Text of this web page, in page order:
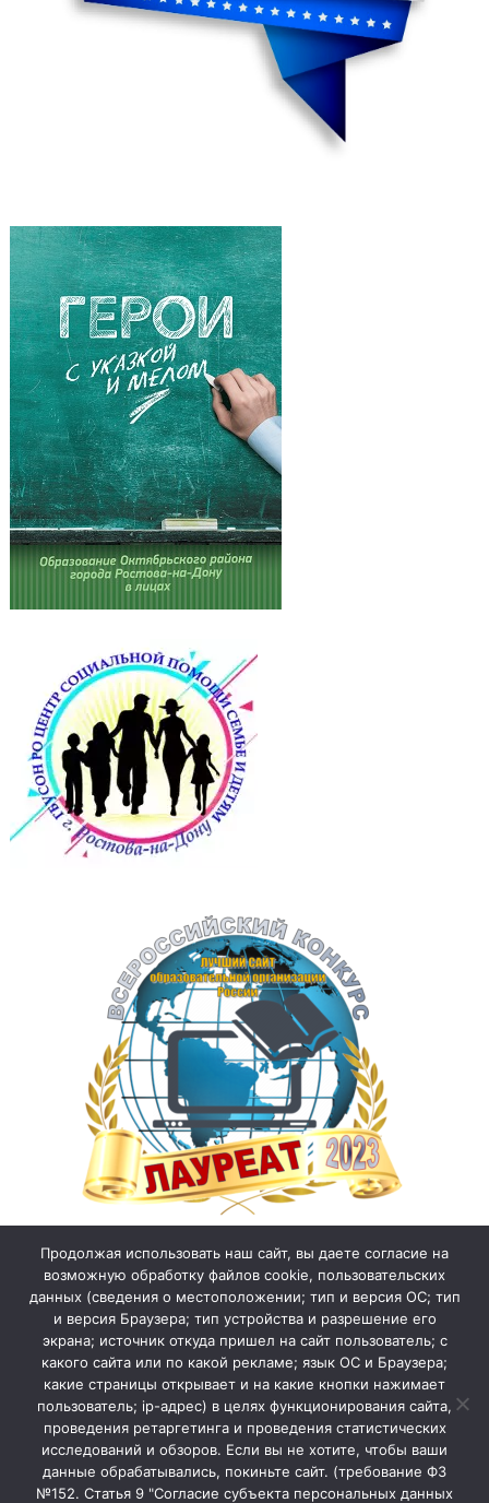
Продолжая использовать наш сайт, вы даете согласие на
возможную обработку файлов cookie, пользовательских
данных (сведения о местоположении; тип и версия ОС; тип
и версия Браузера; тип устройства и разрешение его
экрана; источник откуда пришел на сайт пользователь; с
какого сайта или по какой рекламе; язык ОС и Браузера;
какие страницы открывает и на какие кнопки нажимает
пользователь; ip-адрес) в целях функционирования сайта,
проведения ретаргетинга и проведения статистических
исследований и обзоров. Если вы не хотите, чтобы ваши
данные обрабатывались, покиньте сайт. (требование ФЗ
№152. Статья 9 "Согласие субъекта персональных данных